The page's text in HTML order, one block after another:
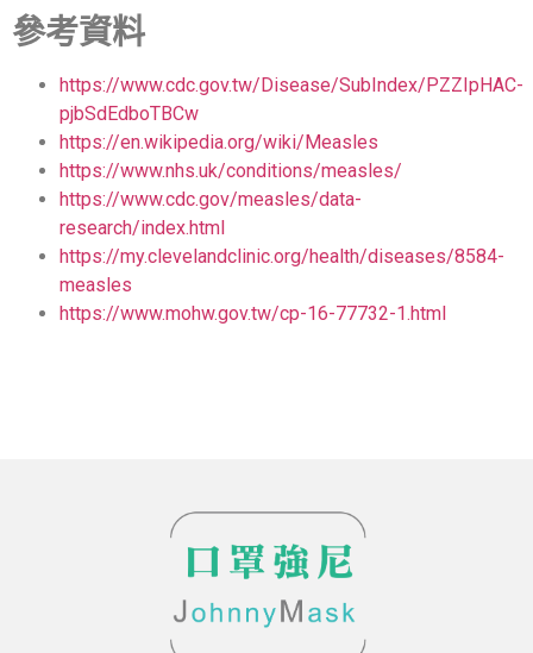
參考資料
https://www.cdc.gov.tw/Disease/SubIndex/PZZIpHAC-
pjbSdEdboTBCw
https://en.wikipedia.org/wiki/Measles
https://www.nhs.uk/conditions/measles/
https://www.cdc.gov/measles/data-
research/index.html
https://my.clevelandclinic.org/health/diseases/8584-
measles
https://www.mohw.gov.tw/cp-16-77732-1.html